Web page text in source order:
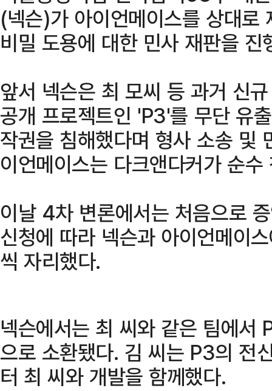
(넥슨)가 아이언메이스를 상대로
비밀 도용에 대한 민사 재판을 진
앞서 넥슨은 최 모씨 등 과거 신
공개 프로젝트인 'P3'를 무단 유
작권을 침해했다며 형사 소송 및
이언메이스는 다크앤다커가 순
이날 4차 변론에서는 처음으로
신청에 따라 넥슨과 아이언메이
씩 자리했다.
넥슨에서는 최 씨와 같은 팀에서
으로 소환됐다. 김 씨는 P3의 전
터 최 씨와 개발을 함께했다.